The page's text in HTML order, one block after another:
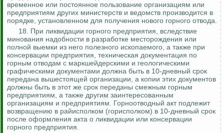
временное или постоянное пользование организациям или
предприятиям других министерств и ведомств производится в
порядке, установленном для получения нового горного отвода.
18. При ликвидации горного предприятия, вследствие
минования надобности в разработке месторождения или
полной выемки из него полезного ископаемого, а также при
консервации предприятия, техническая документация по
горным отводам с маркшейдерскими и геологическими
графическими документами должна быть в 10-дневный срок
передана вышестоящей организации, а копии этих документов
должны быть в этот же срок переданы смежным горным
предприятиям, а также другим заинтересованным
организациям и предприятиям. Горноотводный акт подлежит
возвращению в райисполком (горисполком) в 10-дневный срок
после оформления акта о ликвидации или консервации
горного предприятия.